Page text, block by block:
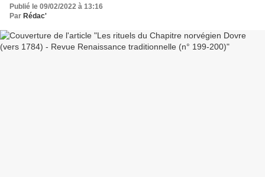
Publié le 09/02/2022 à 13:16
Par Rédac'